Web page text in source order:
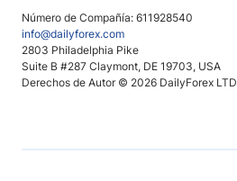
Número de Compañía: 611928540
info@dailyforex.com
2803 Philadelphia Pike
Suite B #287 Claymont, DE 19703, USA
Derechos de Autor © 2026 DailyForex LTD